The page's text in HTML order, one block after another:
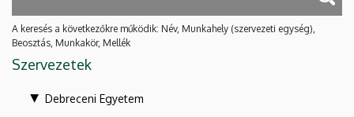
A keresés a következőkre működik: Név, Munkahely (szervezeti egység),
Beosztás, Munkakör, Mellék
Szervezetek
Debreceni Egyetem